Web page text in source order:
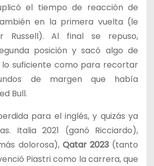
el tiempo de reacción de
en la primera vuelta (le
Russell). Al final se repuso,
posición y sacó algo de
suficiente como para recortar
de margen que había
Bull.
para el inglés, y quizás ya
Italia 2021 (ganó Ricciardo),
dolorosa), Qatar 2023 (tanto
Piastri como la carrera, que